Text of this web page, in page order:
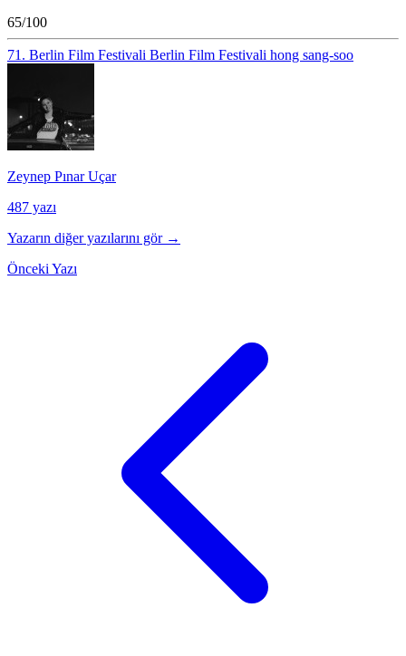
65/100
71. Berlin Film Festivali Berlin Film Festivali hong sang-soo
Zeynep Pınar Uçar
487 yazı
Yazarın diğer yazılarını gör →
Önceki Yazı